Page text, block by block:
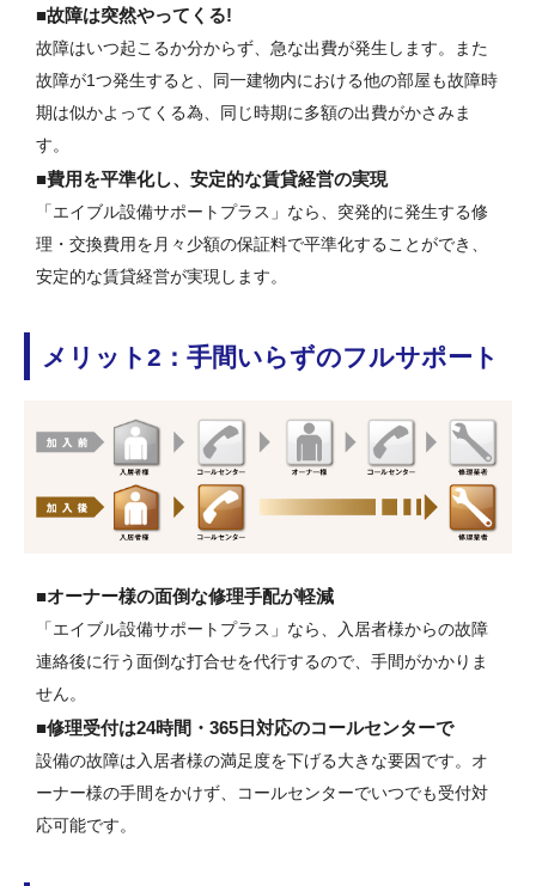
■故障は突然やってくる!
故障はいつ起こるか分からず、急な出費が発生します。また
故障が1つ発生すると、同一建物内における他の部屋も故障時
期は似かよってくる為、同じ時期に多額の出費がかさみま
す。
■費用を平準化し、安定的な賃貸経営の実現
「エイブル設備サポートプラス」なら、突発的に発生する修
理・交換費用を月々少額の保証料で平準化することができ、
安定的な賃貸経営が実現します。
メリット2：手間いらずのフルサポート
■オーナー様の面倒な修理手配が軽減
「エイブル設備サポートプラス」なら、入居者様からの故障
連絡後に行う面倒な打合せを代行するので、手間がかかりま
せん。
■修理受付は24時間・365日対応のコールセンターで
設備の故障は入居者様の満足度を下げる大きな要因です。オ
ーナー様の手間をかけず、コールセンターでいつでも受付対
応可能です。